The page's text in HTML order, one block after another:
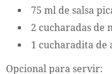
75 ml de salsa
2 cucharadas de
1 cucharadita de
Opcional para servir: